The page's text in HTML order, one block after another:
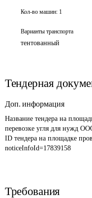
Кол-во машин: 1
Варианты транспорта
тентованный
Тендерная
Доп. информация
Название тендера на
перевозке угля для нужд
ID тендера на площадке
noticeInfoId=17839158
Требования